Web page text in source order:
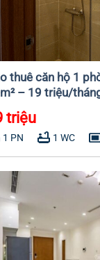
thuê căn hộ 1
– 19 triệu/
triệu
1 PN bathtub 1 WC